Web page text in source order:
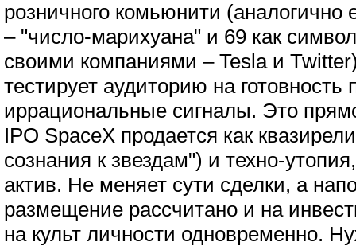
розничного комьюнити
– "число-марихуана" и 69 как
своими компаниями – Tesla и
тестирует аудиторию на готовность
иррациональные сигналы. Это
IPO SpaceX продается как
сознания к звездам") и техно-
актив. Не меняет сути сделки, а
размещение рассчитано и на
на культ личности одновременно.